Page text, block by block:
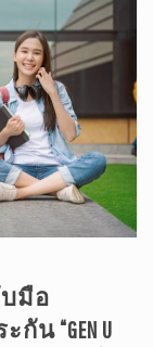
บมือ
“GEN U